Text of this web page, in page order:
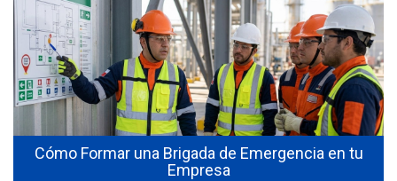
Cómo Formar una Brigada de Emergencia en tu
Empresa